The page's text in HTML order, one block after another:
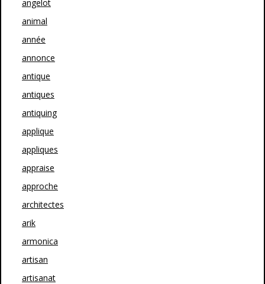
angelot
animal
année
annonce
antique
antiques
antiquing
applique
appliques
appraise
approche
architectes
arik
armonica
artisan
artisanat